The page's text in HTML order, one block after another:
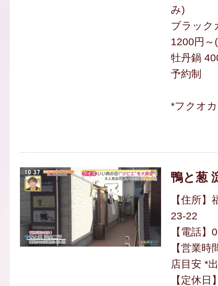
み)
ブラック
1200円～
牡丹鍋
予約制
*フクオ
鴨と葱
【住所
23-22
【電話
【営業
店目安 *
【定休日